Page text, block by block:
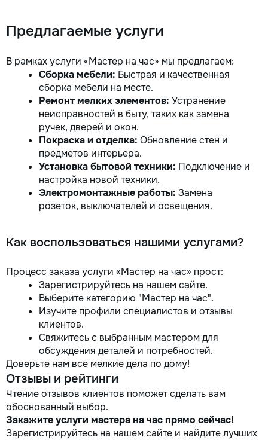
Предлагаемые услуги
В рамках услуги «Мастер на час» мы предлагаем:
Сборка мебели: Быстрая и качественная
сборка мебели на месте.
Ремонт мелких элементов: Устранение
неисправностей в быту, таких как замена
ручек, дверей и окон.
Покраска и отделка: Обновление стен и
предметов интерьера.
Установка бытовой техники: Подключение и
настройка новой техники.
Электромонтажные работы: Замена
розеток, выключателей и освещения.
Как воспользоваться нашими услугами?
Процесс заказа услуги «Мастер на час» прост:
Зарегистрируйтесь на нашем сайте.
Выберите категорию "Мастер на час".
Изучите профили специалистов и отзывы
клиентов.
Свяжитесь с выбранным мастером для
обсуждения деталей и потребностей.
Доверьте нам все мелкие дела по дому!
Отзывы и рейтинги
Чтение отзывов клиентов поможет сделать вам
обоснованный выбор.
Закажите услуги мастера на час прямо сейчас!
Зарегистрируйтесь на нашем сайте и найдите лучших